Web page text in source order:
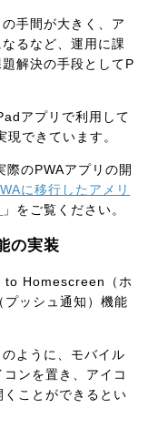
手間が大きく、ア
るなど、運用に課
解決の手段としてP
アプリで利用して
できています。
のPWAアプリの開
に移行したアメリ
」をご覧ください。
の実装
to Homescreen（ホ
ッシュ通知）機能
ように、モバイル
ンを置き、アイコ
ことができるとい